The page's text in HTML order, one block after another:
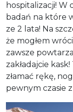
hospitalizacji! W
badań na które
ze 2 lata! Na
że mogłem
zawsze
zakładajcie
złamać rękę,
pewnym czasie